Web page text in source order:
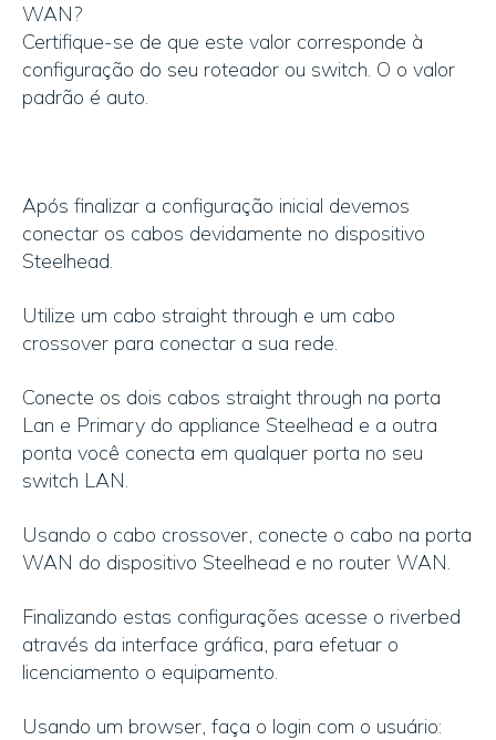
WAN?
Certifique-se de que este valor corresponde à
configuração do seu roteador ou switch. O o valor
padrão é auto.
Após finalizar a configuração inicial devemos
conectar os cabos devidamente no dispositivo
Steelhead.
Utilize um cabo straight through e um cabo
crossover para conectar a sua rede.
Conecte os dois cabos straight through na porta
Lan e Primary do appliance Steelhead e a outra
ponta você conecta em qualquer porta no seu
switch LAN.
Usando o cabo crossover, conecte o cabo na porta
WAN do dispositivo Steelhead e no router WAN.
Finalizando estas configurações acesse o riverbed
através da interface gráfica, para efetuar o
licenciamento o equipamento.
Usando um browser, faça o login com o usuário: